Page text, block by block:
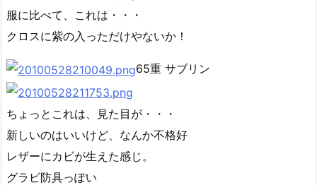
服に比べて、これは・・・
クロスに紫の入っただけやないか！
65重 サブリン
ちょっとこれは、見た目が・・・
新しいのはいいけど、なんか不格好
レザーにカビが生えた感じ。
グラビ防具っぽい